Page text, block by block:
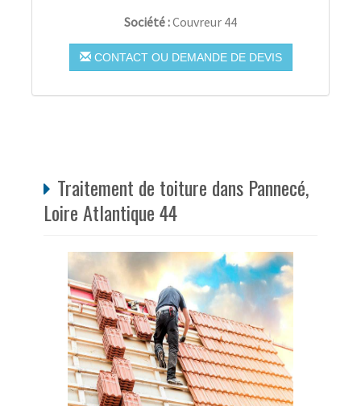
Société :Couvreur 44
CONTACT OU DEMANDE DE DEVIS
Traitement de toiture dans Pannecé,
Loire Atlantique 44